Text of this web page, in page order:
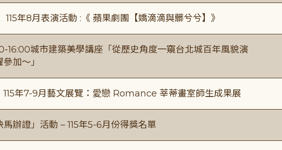
115年8月表演活動 :《 蘋果劇團【嬌滴滴與髒兮兮】》
16:00城市建築美學講座「從歷史角度一窺台北城百年風貌演
加～」
115年7-9月藝文展覽：愛戀 Romance 莘蒂畫室師生成果展
馬辦證」活動 – 115年5-6月份得獎名單